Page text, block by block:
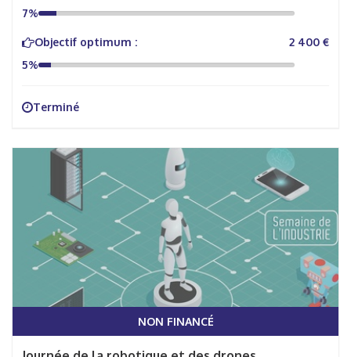
7%
Objectif optimum :
2 400 €
5%
Terminé
NON FINANCÉ